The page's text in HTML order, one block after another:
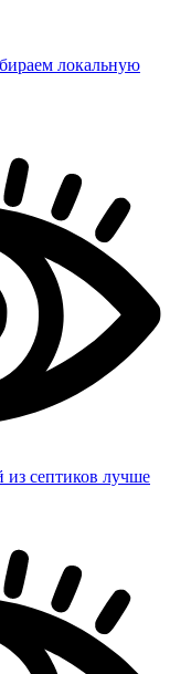
локальную
септиков лучше